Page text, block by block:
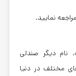
نمایید.
نام دیگر صندلی
مختلف در دنیا